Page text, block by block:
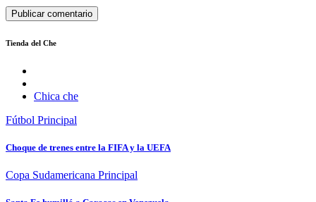
Tienda del Che
Chica che
Fútbol Principal
Choque de trenes entre la FIFA y la UEFA
Copa Sudamericana Principal